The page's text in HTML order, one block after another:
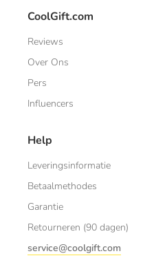
CoolGift.com
Reviews
Over Ons
Pers
Influencers
Help
Leveringsinformatie
Betaalmethodes
Garantie
Retourneren (90 dagen)
service@coolgift.com